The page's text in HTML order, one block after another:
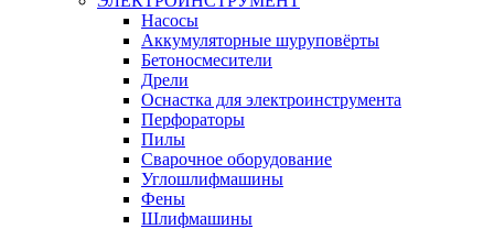
Насосы
Аккумуляторные шуруповёрты
Бетоносмесители
Дрели
Оснастка для электроинструмента
Перфораторы
Пилы
Сварочное оборудование
Углошлифмашины
Фены
Шлифмашины